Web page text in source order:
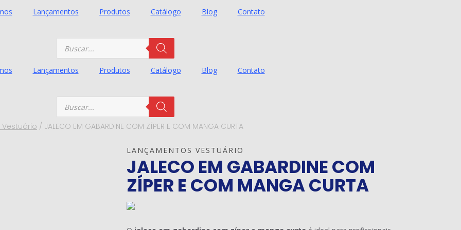
Lançamentos Produtos Catálogo Blog
Contato
Pesquisar
produtos
Lançamentos Produtos Catálogo Blog
Contato
Pesquisar
produtos
/ JALECO EM GABARDINE COM ZÍPER E COM MANGA CURTA
LANÇAMENTOS VESTUÁRIO
JALECO EM GABARDINE COM
ZÍPER E COM MANGA CURTA